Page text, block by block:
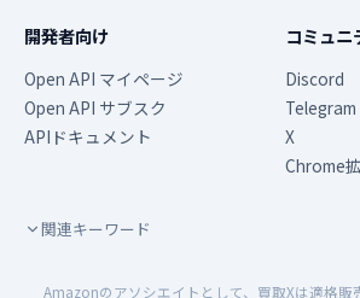
開発者向け
Open API マイページ
Open API サブスク
APIドキュメント
コミュニ
Discord
Telegram
X
Chrome
関連キーワード
Amazonのアソシエイトとして、買取Xは適格販